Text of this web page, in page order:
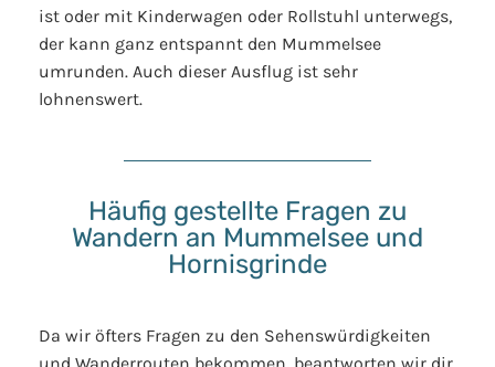
ist oder mit Kinderwagen oder Rollstuhl unterwegs,
der kann ganz entspannt den Mummelsee
umrunden. Auch dieser Ausflug ist sehr
lohnenswert.
Häufig gestellte Fragen zu
Wandern an Mummelsee und
Hornisgrinde
Da wir öfters Fragen zu den Sehenswürdigkeiten